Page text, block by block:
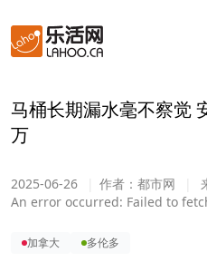
马桶长期漏水毫不察觉
万
2025-06-26 作者： 都市网
An error occurred: Failed to
加拿大 多伦多